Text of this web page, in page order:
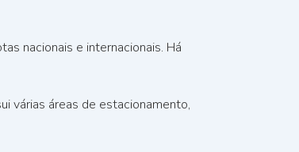
nacionais e internacionais. Há
várias áreas de estacionamento,